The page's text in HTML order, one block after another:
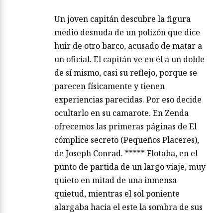
Un joven capitán descubre la figura
medio desnuda de un polizón que dice
huir de otro barco, acusado de matar a
un oficial. El capitán ve en él a un doble
de sí mismo, casi su reflejo, porque se
parecen físicamente y tienen
experiencias parecidas. Por eso decide
ocultarlo en su camarote. En Zenda
ofrecemos las primeras páginas de El
cómplice secreto (Pequeños Placeres),
de Joseph Conrad. ***** Flotaba, en el
punto de partida de un largo viaje, muy
quieto en mitad de una inmensa
quietud, mientras el sol poniente
alargaba hacia el este la sombra de sus